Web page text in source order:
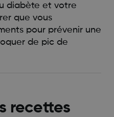
diabète et votre
que vous
pour prévenir une
de pic de
recettes